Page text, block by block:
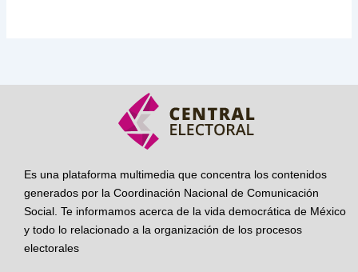
Es una plataforma multimedia que concentra los contenidos
generados por la Coordinación Nacional de Comunicación
Social. Te informamos acerca de la vida democrática de México
y todo lo relacionado a la organización de los procesos
electorales